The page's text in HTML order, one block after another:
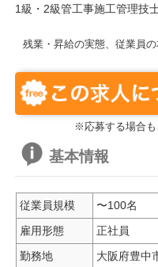
1級・2級管工事施工管理技
残業・昇給の実態、従業員
※応募する場合
基本情報
従業員規模
〜100名
雇用形態
正社員
勤務地
大阪府豊中